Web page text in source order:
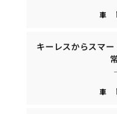
車
キーレスからスマ
車